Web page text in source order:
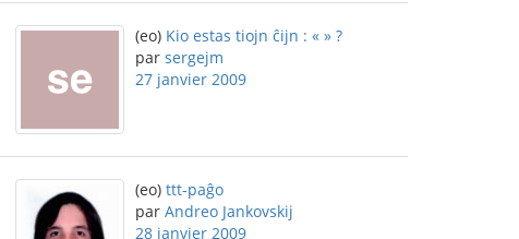
(eo) Kio estas tiojn ĉijn : « » ?
par sergejm
27 janvier 2009
(eo) ttt-paĝo
par Andreo Jankovskij
28 janvier 2009